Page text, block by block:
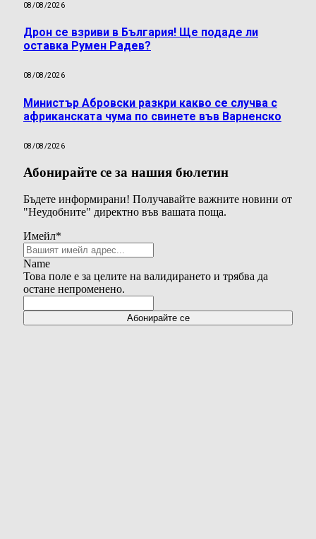
08/08/2026
Дрон се взриви в България! Ще подаде ли
оставка Румен Радев?
08/08/2026
Министър Абровски разкри какво се случва с
африканската чума по свинете във Варненско
08/08/2026
Абонирайте се за нашия бюлетин
Бъдете информирани! Получавайте важните новини от
"Неудобните" директно във вашата поща.
Имейл*
Name
Това поле е за целите на валидирането и трябва да
остане непроменено.